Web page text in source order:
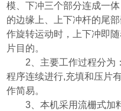
模、下冲三个部分连成一体
的边缘上、上下冲杆的尾
作旋转运动时，上下冲即
片目的。
2 、主要工作过程分
程序连续进行,充填和压片
作简易。
3 、本机采用流栅式